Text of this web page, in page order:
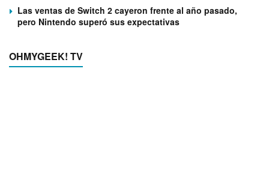
Las ventas de Switch 2 cayeron frente al año pasado,
pero Nintendo superó sus expectativas
OHMYGEEK! TV